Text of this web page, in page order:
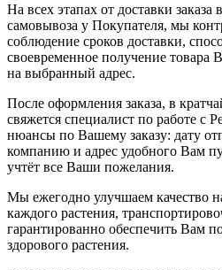
На всех этапах от доставки
самовывоза у Покупателя, мы
соблюдение сроков доставки,
своевременное получение товара
на выбранный адрес.
После оформления заказа, в
свяжется специалист по работе с
нюансы по Вашему заказу: дату
компанию и адрес удобного Вам
учтёт все Ваши пожелания.
Мы ежегодно улучшаем качество
каждого растения,
гарантированно обеспечить Вам
здорового растения.